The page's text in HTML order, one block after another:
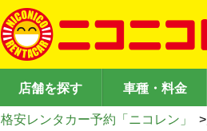
店舗を探す 車種・料金
格安レンタカー予約「ニコレン」 >